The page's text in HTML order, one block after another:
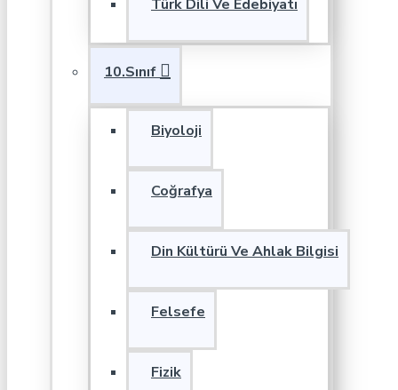
Türk Dili Ve Edebiyatı
10.Sınıf
Biyoloji
Coğrafya
Din Kültürü Ve Ahlak Bilgisi
Felsefe
Fizik